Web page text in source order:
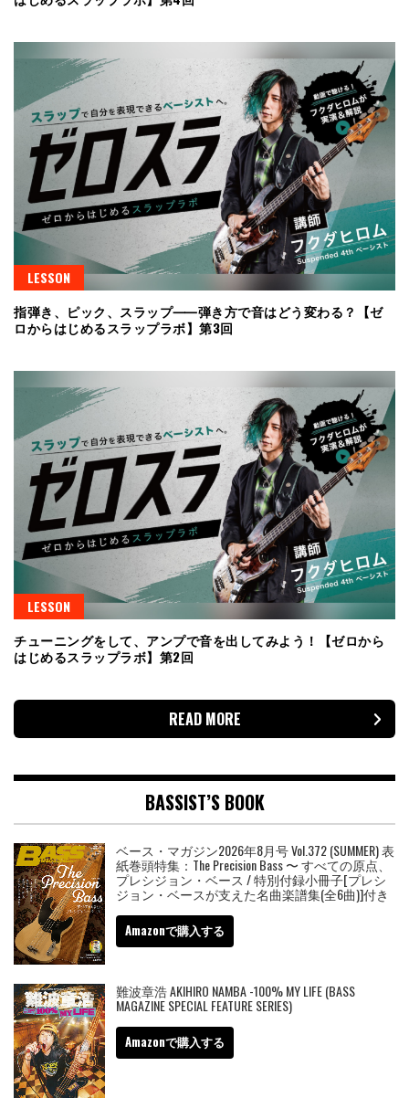
LESSON
指弾き、ピック、スラップ⸺弾き方で音はどう変わる？【ゼ
ロからはじめるスラップラボ】第3回
LESSON
チューニングをして、アンプで音を出してみよう！【ゼロから
はじめるスラップラボ】第2回
READ MORE
BASSIST’S BOOK
ベース・マガジン2026年8月号 Vol.372 (SUMMER) 表
紙巻頭特集：The Precision Bass 〜 すべての原点、
プレシジョン・ベース / 特別付録小冊子[プレシ
ジョン・ベースが支えた名曲楽譜集(全6曲)]付き
Amazonで購入する
難波章浩 AKIHIRO NAMBA -100% MY LIFE (BASS
MAGAZINE SPECIAL FEATURE SERIES)
Amazonで購入する